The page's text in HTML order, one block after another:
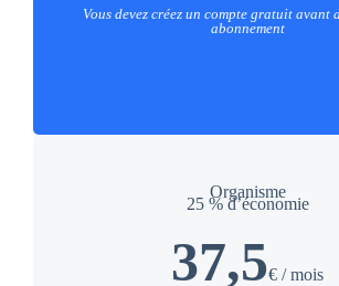
Vous devez créez un compte gratuit avant
abonnement
Organisme
25 % d’économie
37,5€ / mois